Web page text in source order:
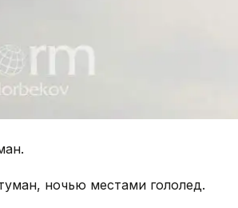
ночью местами гололед.